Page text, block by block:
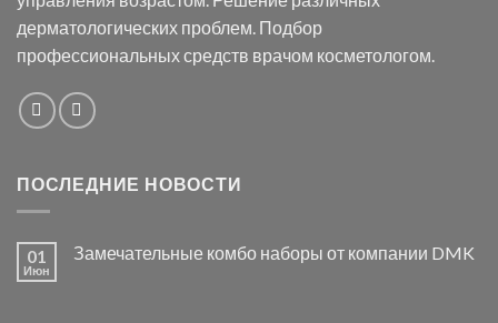
дерматологических проблем. Подбор
профессиональных средств врачом косметологом.
ПОСЛЕДНИЕ НОВОСТИ
01
Июн
Замечательные комбо наборы от компании DMK